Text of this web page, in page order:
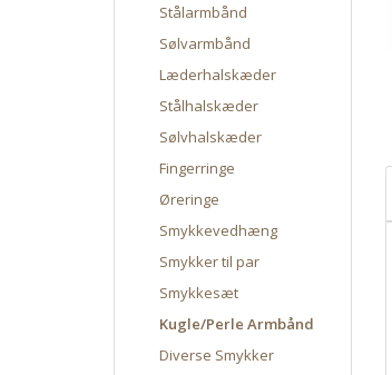
Stålarmbånd
Sølvarmbånd
Læderhalskæder
Stålhalskæder
Sølvhalskæder
Fingerringe
Øreringe
Smykkevedhæng
Smykker til par
Smykkesæt
Kugle/Perle Armbånd
Diverse Smykker